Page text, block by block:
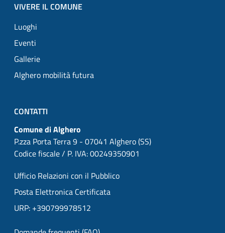
VIVERE IL COMUNE
Luoghi
Eventi
Gallerie
Alghero mobilità futura
CONTATTI
Comune di Alghero
P.zza Porta Terra 9 - 07041 Alghero (SS)
Codice fiscale / P. IVA: 00249350901
Ufficio Relazioni con il Pubblico
Posta Elettronica Certificata
URP: +390799978512